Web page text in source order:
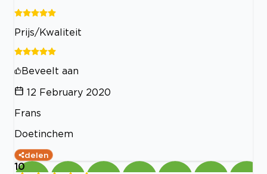
Prijs/Kwaliteit
Beveelt aan
12 February 2020
Frans
Doetinchem
delen
10